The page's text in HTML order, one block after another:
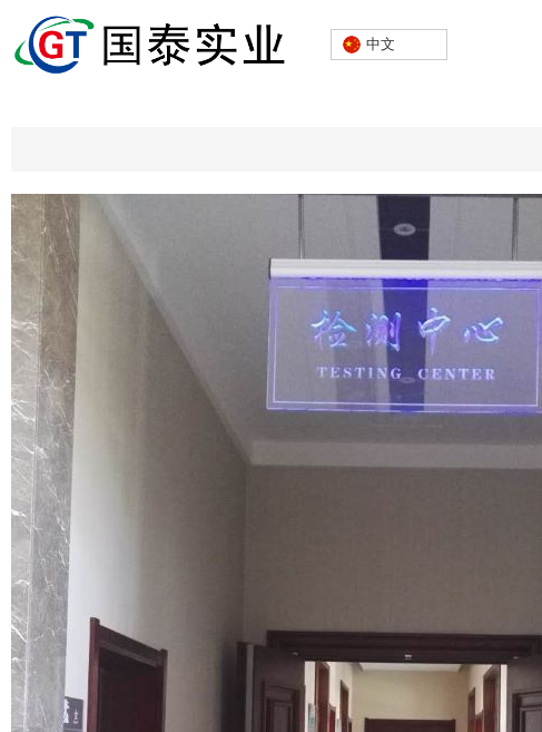
中文
实验环境
所属分类： 市级实验室 浏览次数： 发布时间： 2023-11-02